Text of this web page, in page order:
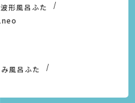
形風呂ふた
neo
風呂ふた